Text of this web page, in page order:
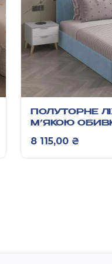
₴.
10 104,45 ₴.
ПОЛУТОРНЕ
М’ЯКОЮ
ЛАМЕЛЯМИ
ММ
8 115,00 ₴